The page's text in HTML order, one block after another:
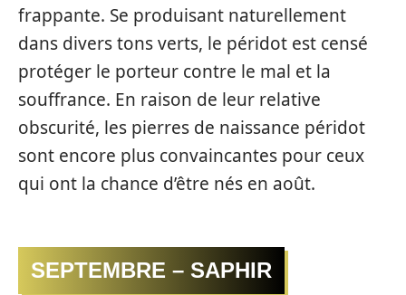
frappante. Se produisant naturellement
dans divers tons verts, le péridot est censé
protéger le porteur contre le mal et la
souffrance. En raison de leur relative
obscurité, les pierres de naissance péridot
sont encore plus convaincantes pour ceux
qui ont la chance d’être nés en août.
SEPTEMBRE – SAPHIR